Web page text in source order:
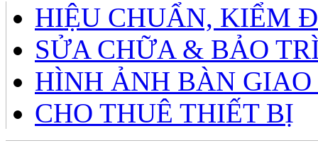
HIỆU CHUẨN, KIỂM
SỬA CHỮA & BẢO
HÌNH ẢNH BÀN
CHO THUÊ THIẾT BỊ